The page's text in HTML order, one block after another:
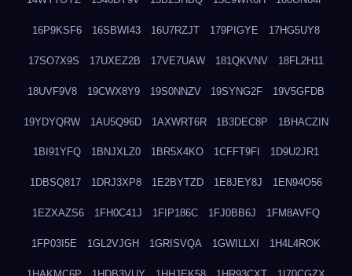
16P9KSF6 16SBWI43 16U7RZJT 179PIGYE 17HG5UY8
17SO7X9S 17UXEZ2B 17VE7UAW 181QKVNV 18FL2H11
18UVF9V8 19CWX8Y9 19S0NNZV 19SYNG2F 19V5GFDB
19YDYQRW 1AU5Q96D 1AXWRT6R 1B3DEC8P 1BHACZIN
1BI91YFQ 1BNJXLZ0 1BR5X4KO 1CFFT9FI 1D9U2JR1
1DBSQ817 1DRJ3XP8 1E2BYTZD 1E8JEY8J 1EN94O56
1EZXAZS6 1FH0C41J 1FIP186C 1FJ0BB6J 1FM8AVFQ
1FP03I5E 1GL2VJGH 1GRISVQA 1GWILLXI 1H4L4ROK